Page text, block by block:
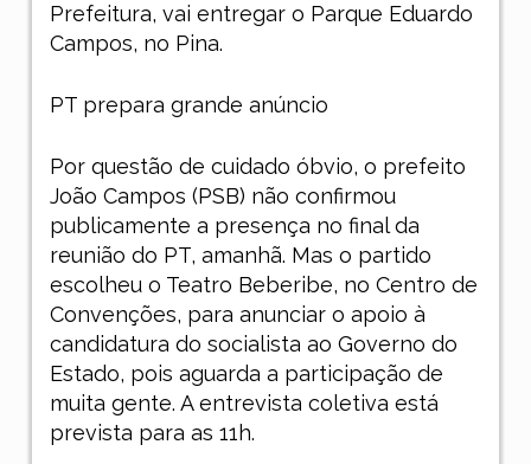
Prefeitura, vai entregar o Parque Eduardo
Campos, no Pina.
PT prepara grande anúncio
Por questão de cuidado óbvio, o prefeito
João Campos (PSB) não confirmou
publicamente a presença no final da
reunião do PT, amanhã. Mas o partido
escolheu o Teatro Beberibe, no Centro de
Convenções, para anunciar o apoio à
candidatura do socialista ao Governo do
Estado, pois aguarda a participação de
muita gente. A entrevista coletiva está
prevista para as 11h.